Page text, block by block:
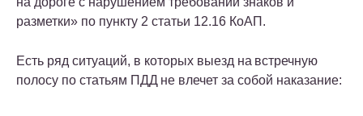
разметки» по пункту 2 статьи 12.16 КоАП .
Есть ряд ситуаций, в которых выезд на встречную
полосу по статьям ПДД не влечет за собой наказание: